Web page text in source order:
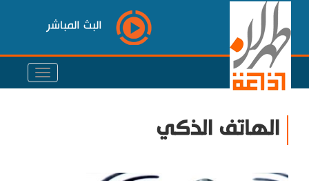
البث المباشر
الهاتف الذكي